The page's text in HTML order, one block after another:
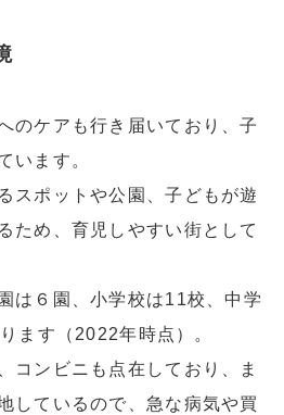
のケアも行き届いており、子
います。
スポットや公園、子どもが遊
ため、育児しやすい街として
は６園、小学校は11校、中学
ます（2022年時点）。
コンビニも点在しており、ま
しているので、急な病気や買